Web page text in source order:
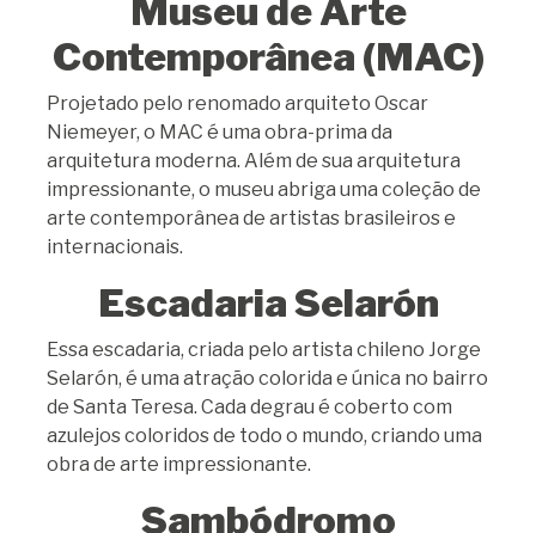
Museu de Arte
Contemporânea (MAC)
Projetado pelo renomado arquiteto Oscar
Niemeyer, o MAC é uma obra-prima da
arquitetura moderna. Além de sua arquitetura
impressionante, o museu abriga uma coleção de
arte contemporânea de artistas brasileiros e
internacionais.
Escadaria Selarón
Essa escadaria, criada pelo artista chileno Jorge
Selarón, é uma atração colorida e única no bairro
de Santa Teresa. Cada degrau é coberto com
azulejos coloridos de todo o mundo, criando uma
obra de arte impressionante.
Sambódromo